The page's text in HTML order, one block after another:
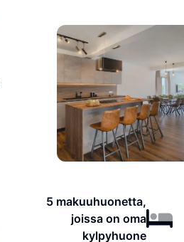
5 makuuhuonetta,
joissa on oma
kylpyhuone